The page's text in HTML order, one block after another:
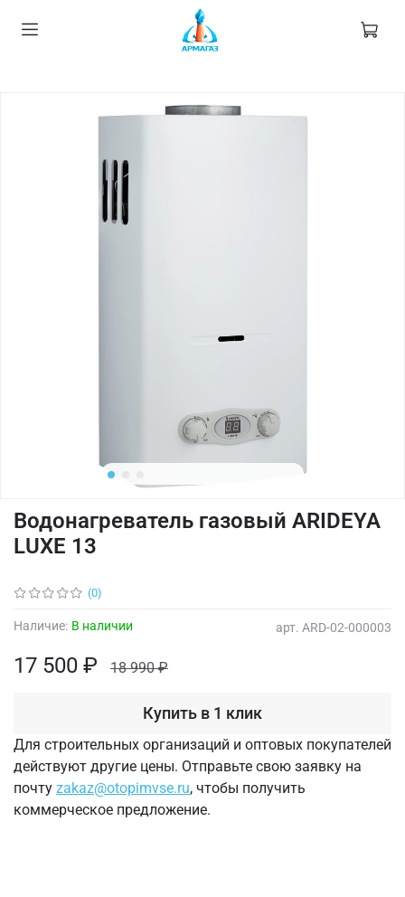
(0)
арт. ARD-02-000003
Наличие: В наличии
Водонагреватель газовый ARIDEYA
LUXE 13
17 500 ₽ 18 990 ₽
Купить в 1 клик
Для строительных организаций и оптовых покупателей
действуют другие цены. Отправьте свою заявку на
почту zakaz@otopimvse.ru, чтобы получить
коммерческое предложение.